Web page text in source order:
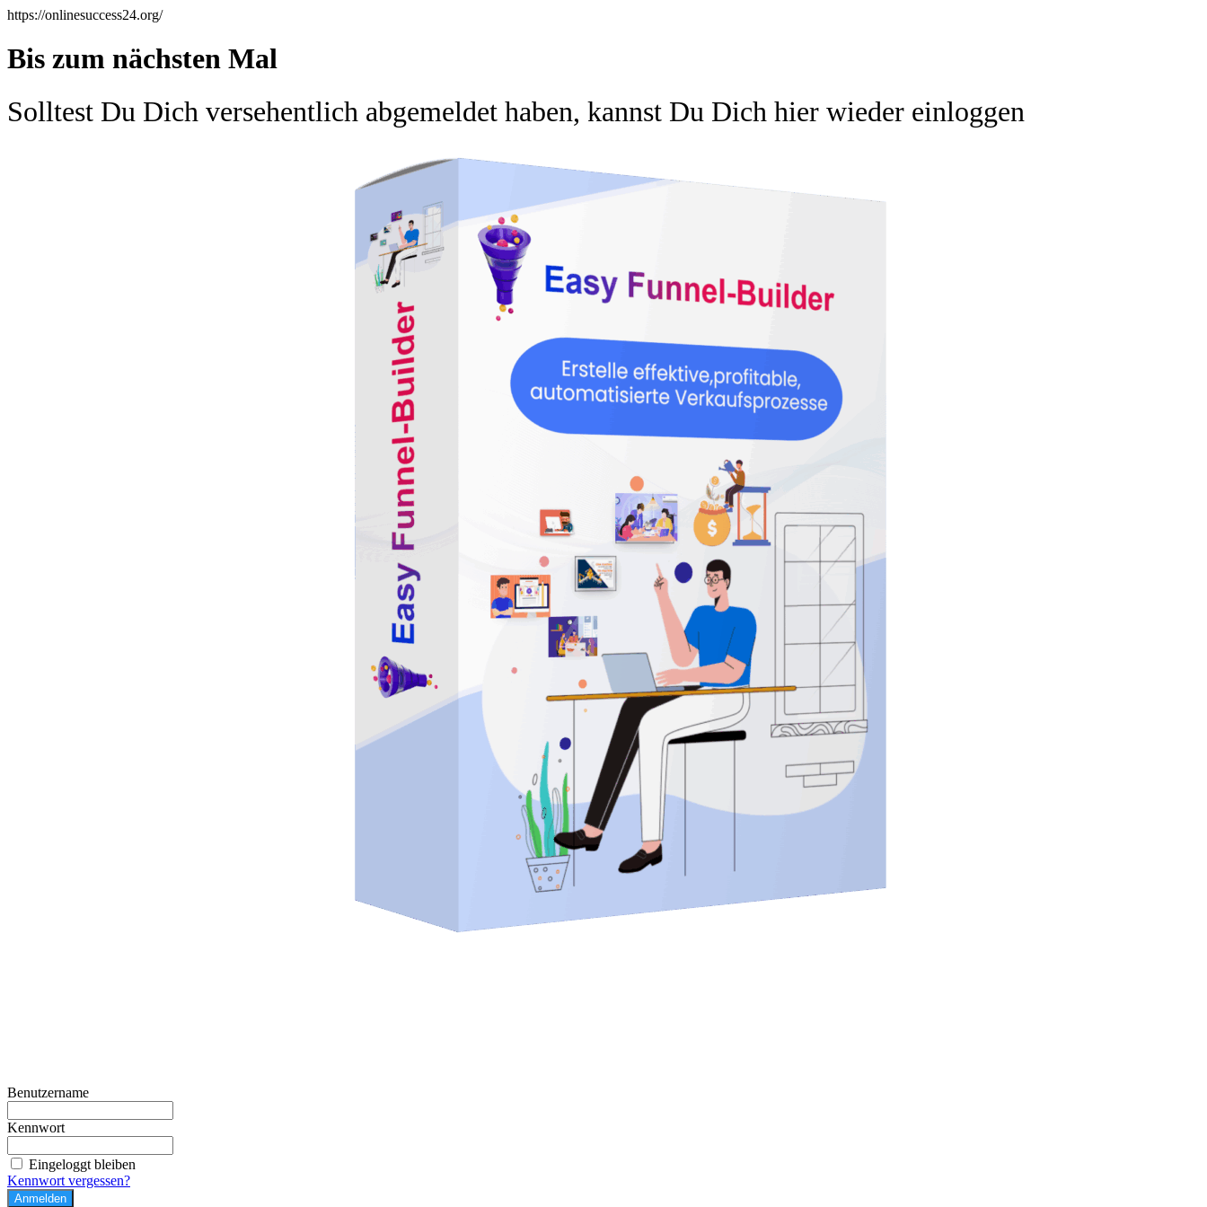
https://onlinesuccess24.org/
Bis zum nächsten Mal
Solltest Du Dich versehentlich abgemeldet haben, kannst Du Dich hier wieder einloggen
Benutzername
Kennwort
Eingeloggt bleiben
Kennwort vergessen?